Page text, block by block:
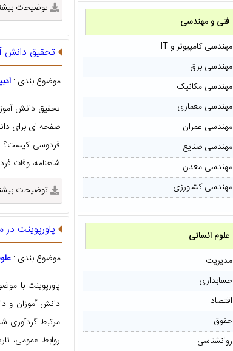
فنی و مهندسی
مهندسی کامپیوتر و IT
مهندسی برق
مهندسی مکانیک
مهندسی معماری
مهندسی عمران
مهندسی صنایع
مهندسی معدن
مهندسی کشاورزی
علوم انسانی
مدیریت
حسابداری
اقتصاد
حقوق
روانشناسی
توضیحات
تحقیق دانش
موضوع بندی :
صفحه ای برای
فردوسی کیست؟
شاهنامه، وفات
توضیحات
پاورپوینت
موضوع بندی :
دانش آموزان و
مرتبط گردآوری
روابط عمومی،